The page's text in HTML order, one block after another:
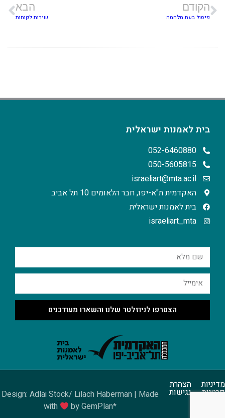
הקודם
פיסול בעת מלחמה
הבא
שירות לקוחות
בית לאמנות ישראלית
052-6460880
050-5605815
israeliart@mta.ac.il
האקדמית ת"א-יפו, חבר הלאומים 10 תל אביב
בית לאמנות ישראלית
israeliart_mta
הצטרפו לניוזלטר שלנו והשארו מעודכנים
מדיניות
פרטיות
הצהרת
נגישות
Design: Adlai Stock/ Lilach Haberman | Made
with
by GemPlan*